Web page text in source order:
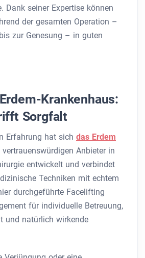
Dank seiner Expertise können
der gesamten Operation –
zur Genesung – in guten
Krankenhaus:
Sorgfalt
Erfahrung hat sich das Erdem
Anbieter in
entwickelt und verbindet
Techniken mit echtem
durchgeführte Facelifting
für individuelle Betreuung,
und natürlich wirkende